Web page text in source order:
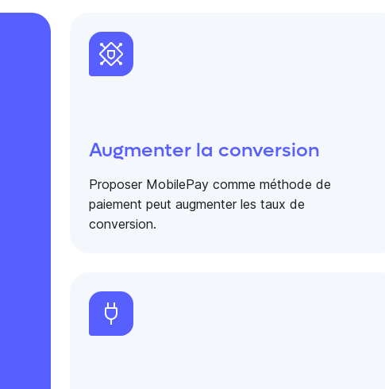
Augmenter la conversion
Proposer MobilePay comme méthode de
paiement peut augmenter les taux de
conversion.